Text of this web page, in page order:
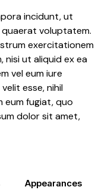
incidunt, ut
voluptatem.
exercitationem
nisi ut aliquid ex ea
vel eum iure
esse, nihil
eum fugiat, quo
dolor sit amet,
Appearances